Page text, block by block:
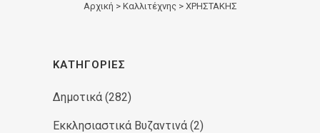
Αρχική > Καλλιτέχνης > ΧΡΗΣΤΑΚΗΣ
ΚΑΤΗΓΟΡΊΕΣ
Δημοτικά (282)
Εκκλησιαστικά Βυζαντινά (2)